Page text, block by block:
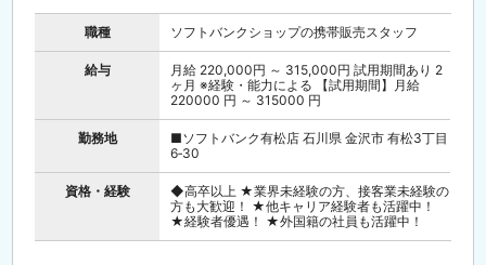
職種 ソフトバンクショップの携帯販売スタッフ
給与
月給 220,000円 ～ 315,000円 試用期間あり 2
ヶ月 ※経験・能力による 【試用期間】月給
220000 円 ～ 315000 円
勤務地
■ソフトバンク有松店 石川県 金沢市 有松3丁目
6‐30
資格・経験
◆高卒以上 ★業界未経験の方、接客業未経験の
方も大歓迎！ ★他キャリア経験者も活躍中！
★経験者優遇！ ★外国籍の社員も活躍中！